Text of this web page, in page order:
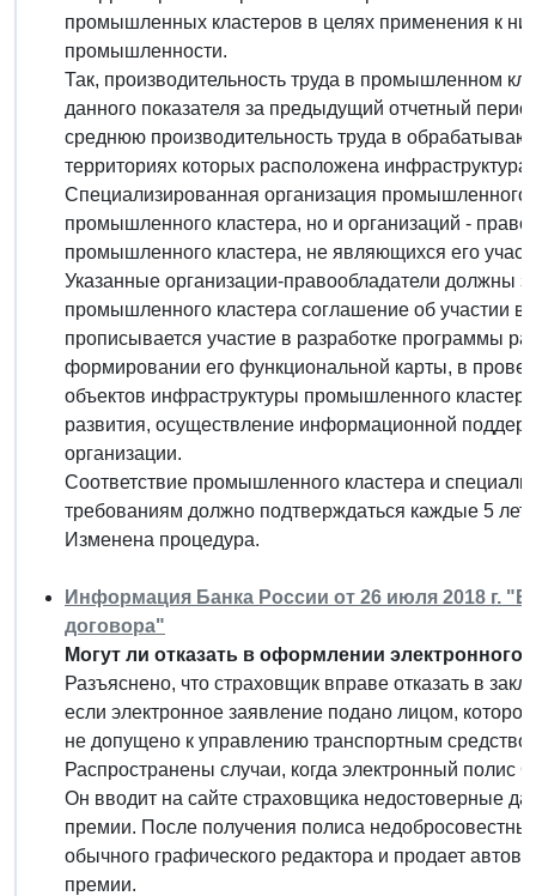
промышленных кластеров в целях применения к
промышленности.
Так, производительность труда в промышленном
данного показателя за предыдущий отчетный
среднюю производительность труда в
территориях которых расположена
Специализированная организация промышленного
промышленного кластера, но и организаций -
промышленного кластера, не являющихся его
Указанные организации-правообладатели должны
промышленного кластера соглашение об участии в
прописывается участие в разработке программы
формировании его функциональной карты, в
объектов инфраструктуры промышленного
развития, осуществление информационной
организации.
Соответствие промышленного кластера и
требованиям должно подтверждаться каждые 5 лет
Изменена процедура.
Информация Банка России от 26 июля 2018 г.
договора"
Могут ли отказать в оформлении
Разъяснено, что страховщик вправе отказать в
если электронное заявление подано лицом,
не допущено к управлению транспортным
Распространены случаи, когда электронный
Он вводит на сайте страховщика недостоверные
премии. После получения полиса
обычного графического редактора и продает
премии.